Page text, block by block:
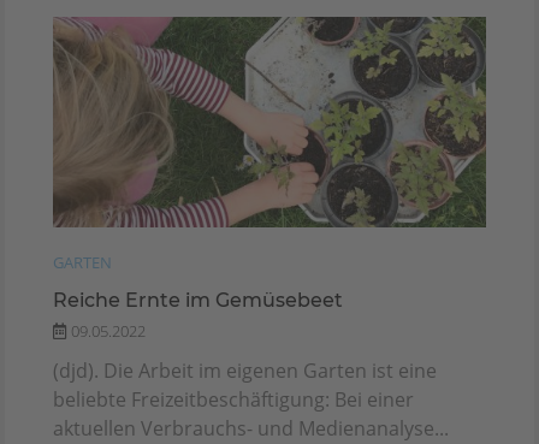
GARTEN
Reiche Ernte im Gemüsebeet
09.05.2022
(djd). Die Arbeit im eigenen Garten ist eine
beliebte Freizeitbeschäftigung: Bei einer
aktuellen Verbrauchs- und Medienanalyse...